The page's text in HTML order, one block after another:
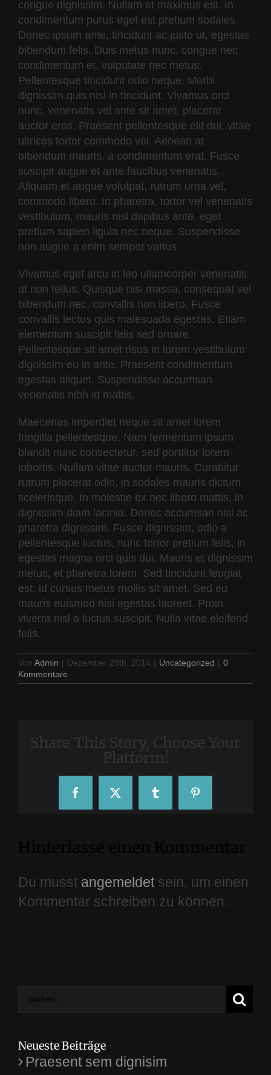
congue dignissim. Nullam et maximus est. In
condimentum purus eget est pretium sodales.
Donec ipsum ante, tincidunt ac justo ut, egestas
bibendum felis. Duis metus nunc, congue nec
condimentum et, vulputate nec metus.
Pellentesque tincidunt odio neque. Morbi
dignissim quis nisl in tincidunt. Vivamus orci
nunc, venenatis vel ante sit amet, placerat
auctor eros. Praesent pellentesque elit dui, vitae
ultrices tortor commodo vel. Aenean at
bibendum mauris, a condimentum erat. Fusce
suscipit augue et ante faucibus venenatis.
Aliquam et augue volutpat, rutrum urna vel,
commodo libero. In pharetra, tortor vel venenatis
vestibulum, mauris nisl dapibus ante, eget
pretium sapien ligula nec neque. Suspendisse
non augue a enim semper varius.
Vivamus eget arcu in leo ullamcorper venenatis
ut non tellus. Quisque nisi massa, consequat vel
bibendum nec, convallis non libero. Fusce
convallis lectus quis malesuada egestas. Etiam
elementum suscipit felis sed ornare.
Pellentesque sit amet risus in lorem vestibulum
dignissim eu in ante. Praesent condimentum
egestas aliquet. Suspendisse accumsan
venenatis nibh id mattis.
Maecenas imperdiet neque sit amet lorem
fringilla pellentesque. Nam fermentum ipsum
blandit nunc consectetur, sed porttitor lorem
lobortis. Nullam vitae auctor mauris. Curabitur
rutrum placerat odio, in sodales mauris dictum
scelerisque. In molestie ex nec libero mattis, in
dignissim diam lacinia. Donec accumsan nisl ac
pharetra dignissim. Fusce dignissim, odio a
pellentesque luctus, nunc tortor pretium felis, in
egestas magna orci quis dui. Mauris et dignissim
metus, et pharetra lorem. Sed tincidunt feugiat
est, id cursus metus mollis sit amet. Sed eu
mauris euismod nisi egestas laoreet. Proin
viverra nisl a luctus suscipit. Nulla vitae eleifend
felis.
Von Admin | Dezember 29th, 2014 | Uncategorized | 0
Kommentare
Share This Story, Choose Your
Platform!
FacebookX Tumblr Pinterest
Du musst angemeldet sein, um einen
Kommentar schreiben zu können.
Suche
Neueste Beiträge
Praesent sem dignisim